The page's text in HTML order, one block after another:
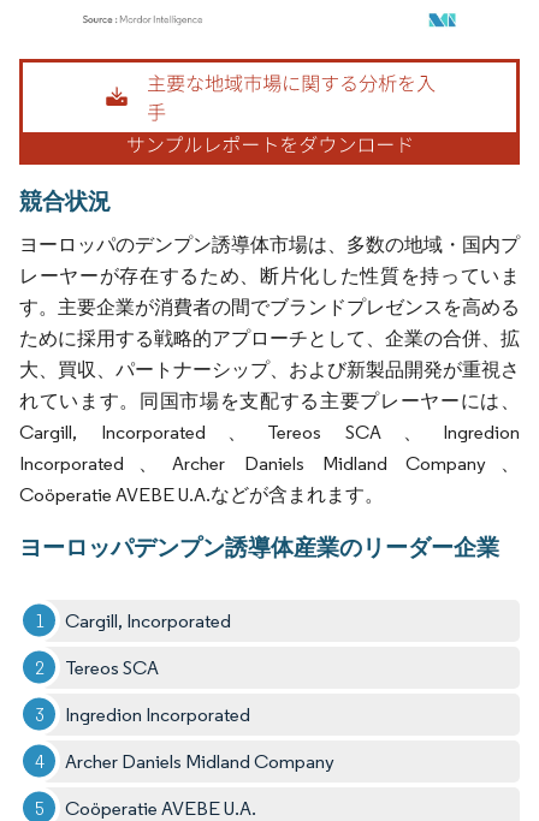
画像 © Mordor Intelligence。再利用にはCC BY 4.0の表示が必要です。
競合状況
ヨーロッパのデンプン誘導体市場は、多数の地域・国内プ
レーヤーが存在するため、断片化した性質を持っていま
す。主要企業が消費者の間でブランドプレゼンスを高める
ために採用する戦略的アプローチとして、企業の合併、拡
大、買収、パートナーシップ、および新製品開発が重視さ
れています。同国市場を支配する主要プレーヤーには、
Cargill, Incorporated、Tereos SCA、Ingredion
Incorporated、Archer Daniels Midland Company、
Coöperatie AVEBE U.A.などが含まれます。
ヨーロッパデンプン誘導体産業のリーダー企業
Cargill, Incorporated
Tereos SCA
Ingredion Incorporated
Archer Daniels Midland Company
Coöperatie AVEBE U.A.